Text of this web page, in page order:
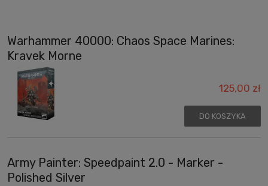
Warhammer 40000: Chaos Space Marines:
Kravek Morne
125,00 zł
DO KOSZYKA
Army Painter: Speedpaint 2.0 - Marker -
Polished Silver